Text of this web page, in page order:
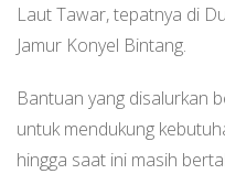
Laut Tawar, tepatnya di
Jamur Konyel Bintang.
Bantuan yang disalurkan
untuk mendukung
hingga saat ini masih